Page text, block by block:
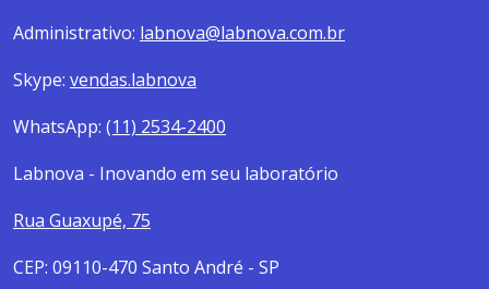
Administrativo: labnova@labnova.com.br
Skype: vendas.labnova
WhatsApp: (11) 2534-2400
Labnova - Inovando em seu laboratório
Rua Guaxupé, 75
CEP: 09110-470 Santo André - SP